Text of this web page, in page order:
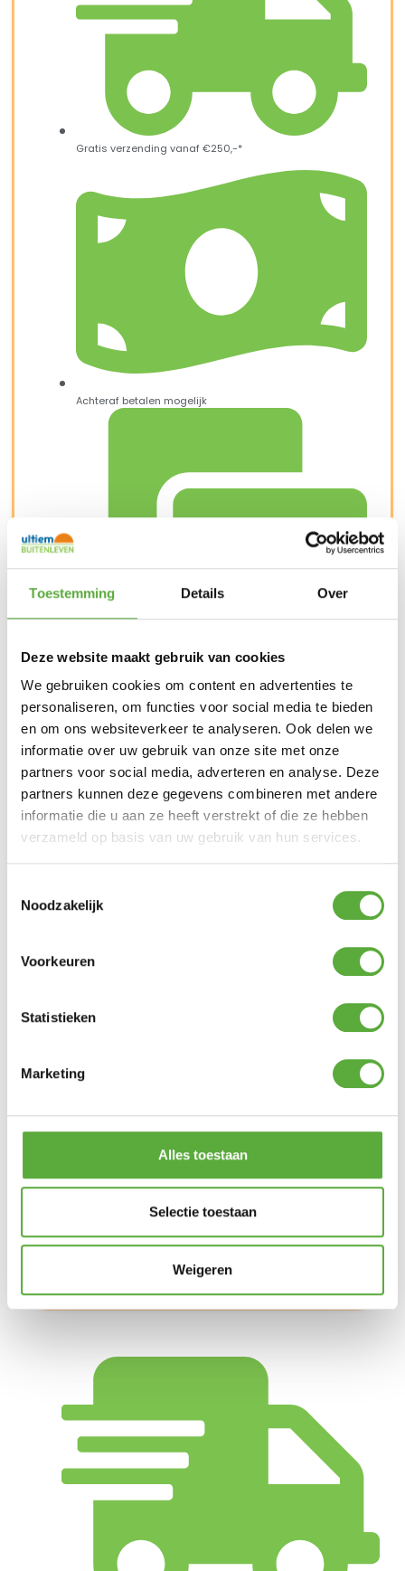
Toestemming Details Over
Deze website maakt gebruik van cookies
We gebruiken cookies om content en advertenties te
personaliseren, om functies voor social media te bieden
en om ons websiteverkeer te analyseren. Ook delen we
informatie over uw gebruik van onze site met onze
partners voor social media, adverteren en analyse. Deze
partners kunnen deze gegevens combineren met andere
informatie die u aan ze heeft verstrekt of die ze hebben
verzameld op basis van uw gebruik van hun services.
Noodzakelijk
Voorkeuren
Statistieken
Marketing
Alles toestaan
Selectie toestaan
Weigeren
Gratis verzending vanaf €250,-*
Achteraf betalen mogelijk
Snelle verzending & levering aan huis
Kleur
Materiaal Polyester
Hoogte
40 cm
5982040
EAN